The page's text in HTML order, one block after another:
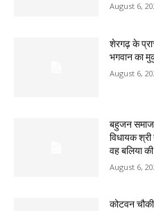
August 6,
शेरगढ़ के
भगवान का
August 6,
बहुजन समाज
विधायक
वह बलिया की
August 6,
कोटवन